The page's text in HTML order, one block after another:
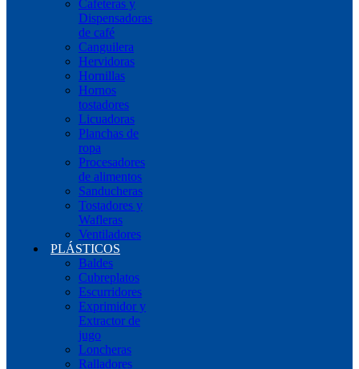
Cafeteras y
Dispensadoras
de café
Canguilera
Hervidoras
Hornillas
Hornos
tostadores
Licuadoras
Planchas de
ropa
Procesadores
de alimentos
Sanducheras
Tostadores y
Wafleras
Ventiladores
PLÁSTICOS
Baldes
Cubreplatos
Escurridores
Exprimidor y
Extractor de
jugo
Loncheras
Ralladores